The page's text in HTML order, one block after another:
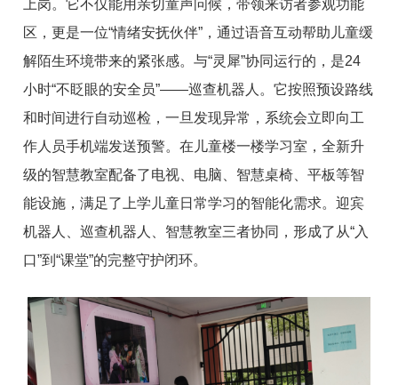
上岗。它不仅能用亲切童声问候，带领来访者参观功能
区，更是一位“情绪安抚伙伴”，通过语音互动帮助儿童缓
解陌生环境带来的紧张感。与“灵犀”协同运行的，是24
小时“不眨眼的安全员”——巡查机器人。它按照预设路线
和时间进行自动巡检，一旦发现异常，系统会立即向工
作人员手机端发送预警。在儿童楼一楼学习室，全新升
级的智慧教室配备了电视、电脑、智慧桌椅、平板等智
能设施，满足了上学儿童日常学习的智能化需求。迎宾
机器人、巡查机器人、智慧教室三者协同，形成了从“入
口”到“课堂”的完整守护闭环。